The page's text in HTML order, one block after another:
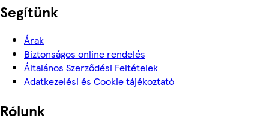
Segítünk
Árak
Biztonságos online rendelés
Általános Szerződési Feltételek
Adatkezelési és Cookie tájékoztató
Rólunk